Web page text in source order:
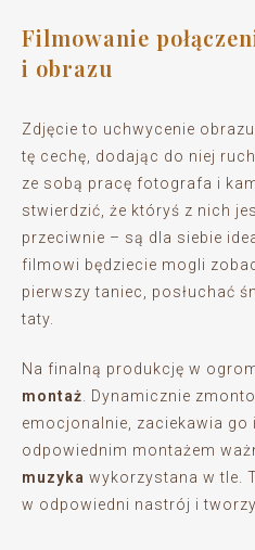
Filmowanie
i obrazu
Zdjęcie to uchwycenie
tę cechę, dodając do niej
ze sobą pracę fotografa i
stwierdzić, że któryś z nich
przeciwnie – są dla siebie
filmowi będziecie mogli
pierwszy taniec, posłuchać
taty.
Na finalną produkcję w
montaż. Dynamicznie
emocjonalnie, zaciekawia go
odpowiednim montażem
muzyka wykorzystana w tle.
w odpowiedni nastrój i